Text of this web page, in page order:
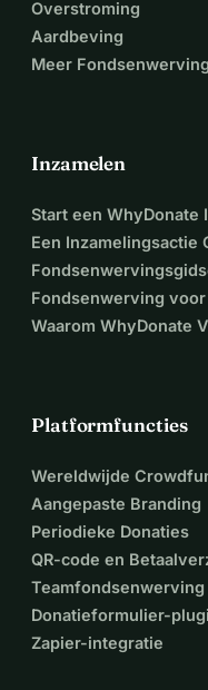
Overstroming
Aardbeving
Meer
Inzamelen
Start een WhyDonate
Een Inzamelingsactie
Fondsenwerving
Waarom WhyDonate
Platformfuncties
Wereldwijde
Aangepaste Branding
Periodieke Donaties
QR-code en
Teamfondsenwerving
Donatieformulier-
Zapier-integratie